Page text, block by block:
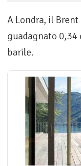
A Londra, il
guadagnato
barile.